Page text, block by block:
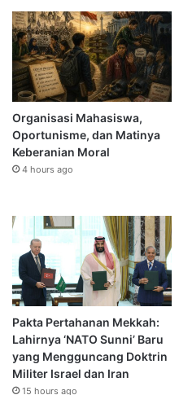
Organisasi Mahasiswa,
Oportunisme, dan Matinya
Keberanian Moral
4 hours ago
Pakta Pertahanan Mekkah:
Lahirnya ‘NATO Sunni’ Baru
yang Mengguncang Doktrin
Militer Israel dan Iran
15 hours ago